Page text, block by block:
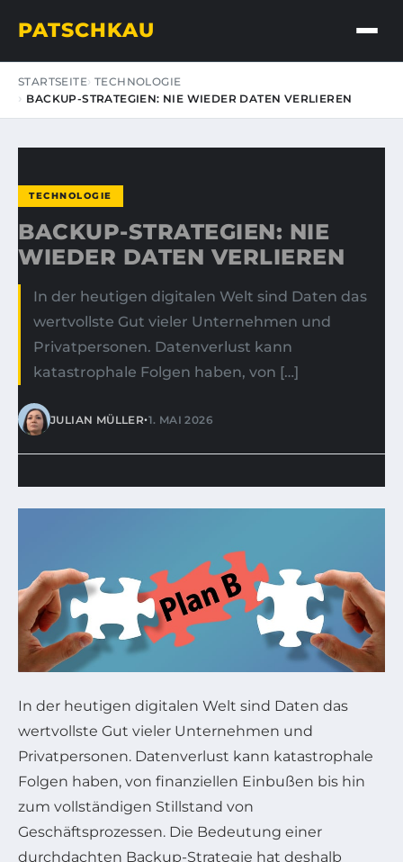
PATSCHKAU
STARTSEITE TECHNOLOGIE
BACKUP-STRATEGIEN: NIE WIEDER DATEN VERLIEREN
TECHNOLOGIE
BACKUP-STRATEGIEN: NIE
WIEDER DATEN VERLIEREN
In der heutigen digitalen Welt sind Daten das
wertvollste Gut vieler Unternehmen und
Privatpersonen. Datenverlust kann
katastrophale Folgen haben, von […]
JULIAN MÜLLER•1. MAI 2026
In der heutigen digitalen Welt sind Daten das
wertvollste Gut vieler Unternehmen und
Privatpersonen. Datenverlust kann katastrophale
Folgen haben, von finanziellen Einbußen bis hin
zum vollständigen Stillstand von
Geschäftsprozessen. Die Bedeutung einer
durchdachten Backup-Strategie hat deshalb